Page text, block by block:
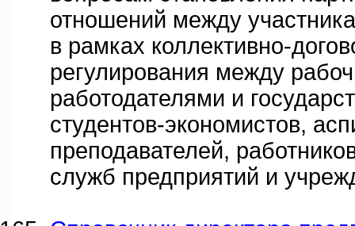
отношений между
в рамках коллективно-
регулирования между
работодателями и
студентов-экономистов,
преподавателей,
служб предприятий и